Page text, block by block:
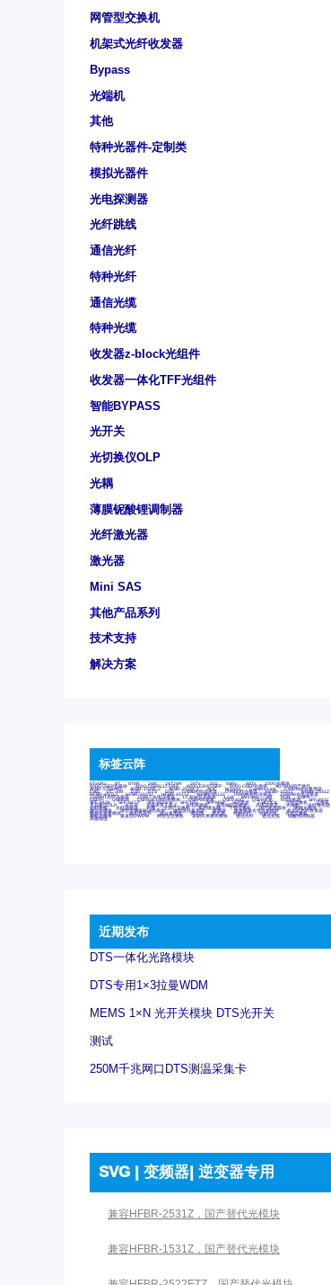
网管型交换机
机架式光纤收发器
Bypass
光端机
其他
特种光器件-定制类
模拟光器件
光电探测器
光纤跳线
通信光纤
特种光纤
通信光缆
特种光缆
收发器z-block光组件
收发器一体化TFF光组件
智能BYPASS
光开关
光切换仪OLP
光耦
薄膜铌酸锂调制器
光纤激光器
激光器
Mini SAS
其他产品系列
技术支持
解决方案
标签云阵
6Tx6Rx 8T 8T8R 24R 24T24R 24Tx 25G 48Rx 48Tx 100G光模块
400G OSFP光模块 400G QSFP112 DR4 800G DR8 OSFP 800G OSFP光模块 AD7606国产替代
AFBR-57B4APZ AFBR-1528CZ AFBR-2528CZ AOC Bypass Camera Link CWDM波分复用器
DAS DC~4M DSS DTS DVS GYMB光纤连接器 GYM光纤连接器 HFBR-1531Z HFBR-2531Z
HFBR-4501Z HFBR-4503Z HFBR-4511Z HFBR-4513Z J599A6光纤连接器 J599A8光电连接器
J599MT光纤连接器 J599Ⅰ光电连接器 LC超短型光模块 LGA Mini SAS MT POB QSFP
QSFP+ QSFP28 QSFP28 100G光模块 QSFP28笼座 QSFP 40G QSFP笼座 RP连接器 SFF-8431
SFF-8436 SFF-8472 SFF-8654 4i SFP 10G SFP MSA SFP笼座 Z-BLOCK 万兆交换机 交换机
光切换仪OLP 光开关 光模块笼子座子 光电探测器 光电编码器模块 光电连接器 光端机 光纤激光器
光纤跳线 光纤连接器 光耦 全国产交换机 军品级光耦 千兆交换机 国产化光模块 射频光模块
微型光模块 微型可插拔BGA光模块 微型波分复用器 探测器 收发模块光学引擎组件 机架式光纤收发器
模拟光发射模块 模拟光器件 波分复用器 测试版 激光器 特种光纤 特种光缆 百兆交换机
相机光模块 紧凑型DWDM 网管型交换机 表贴式单路光模块 通信光纤 通信光缆 铌酸锂调制器
高速线缆
近期发布
DTS一体化光路模块
DTS专用1×3拉曼WDM
MEMS 1×N 光开关模块 DTS光开关
测试
250M千兆网口DTS测温采集卡
SVG | 变频器| 逆变器专用
兼容HFBR-2531Z，国产替代光模块
兼容HFBR-1531Z，国产替代光模块